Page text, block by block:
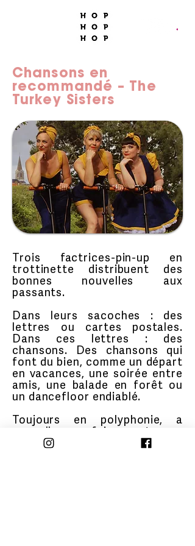
Chansons en
recommandé – The
Turkey Sisters
Trois factrices-pin-up en
trottinette distribuent des
bonnes nouvelles aux
passants.
Dans leurs sacoches : des
lettres ou cartes postales.
Dans ces lettres : des
chansons. Des chansons qui
font du bien, comme un départ
en vacances, une soirée entre
amis, une balade en forêt ou
un dancefloor endiablé.
Toujours en polyphonie, a
cappella, parfois soutenues
par une guitare, les Turkey
Sisters varient les styles et les